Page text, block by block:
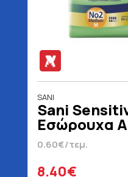
SANI
Sani
Εσώρουχα
Medium 14
0.60€/τεμ.
8.40€